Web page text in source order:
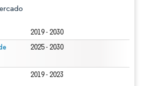
2019 - 2030
2025 - 2030
2019 - 2023